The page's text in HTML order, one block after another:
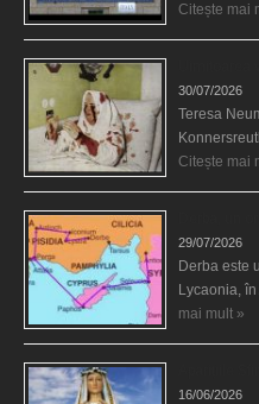
Citește mai
30/07/2026
Teresa
Citește mai
29/07/2026
Derba este
Lycaonia,
mai mult »
16/06/2026